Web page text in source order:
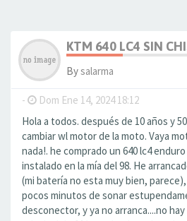
KTM 640 LC4 SIN
Bysalarma
- Dom Ene 14, 2024 18:12
Hola a todos. después de 10 años y
cambiar wl motor de la moto. Vaya
nada!. he comprado un 640 lc4
instalado en la mía del 98. He
(mi batería no esta muy bien,
pocos minutos de sonar
desconector, y ya no arranca....no